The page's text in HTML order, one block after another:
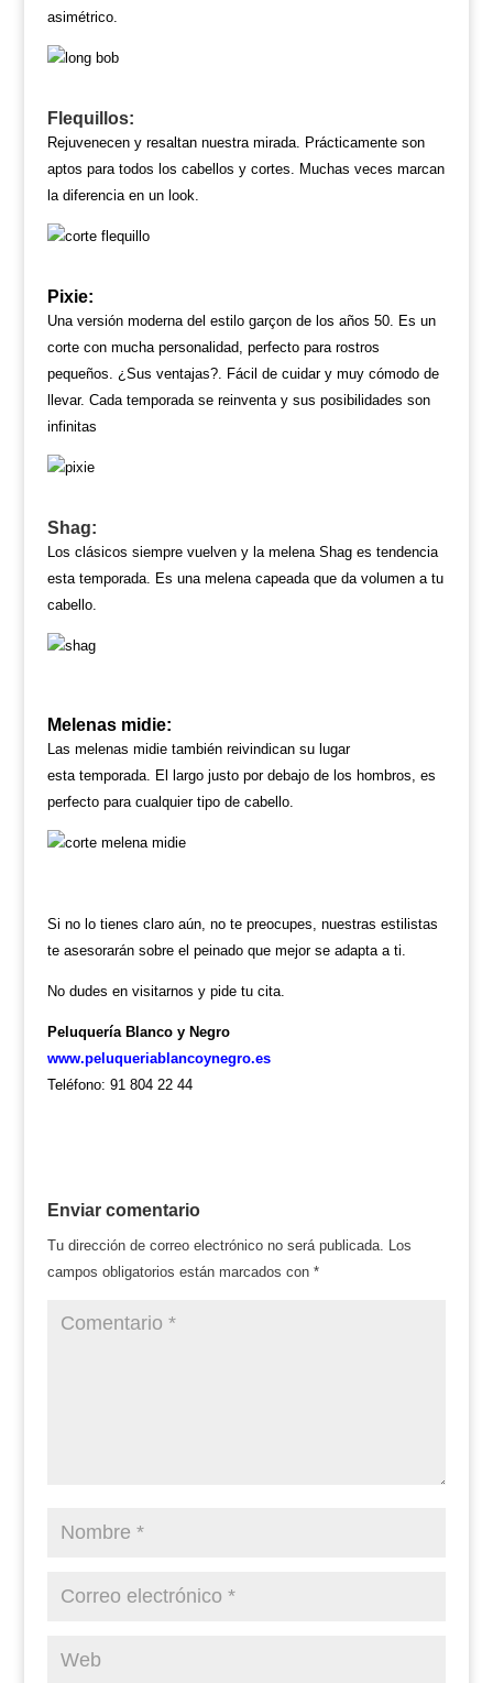
asimétrico.
Flequillos:
Rejuvenecen y resaltan nuestra mirada. Prácticamente son
aptos para todos los cabellos y cortes. Muchas veces marcan
la diferencia en un look.
Pixie:
Una versión moderna del estilo garçon de los años 50. Es un
corte con mucha personalidad, perfecto para rostros
pequeños. ¿Sus ventajas?. Fácil de cuidar y muy cómodo de
llevar. Cada temporada se reinventa y sus posibilidades son
infinitas
Shag:
Los clásicos siempre vuelven y la melena Shag es tendencia
esta temporada. Es una melena capeada que da volumen a tu
cabello.
Melenas midie:
Las melenas midie también reivindican su lugar
esta temporada. El largo justo por debajo de los hombros, es
perfecto para cualquier tipo de cabello.
Si no lo tienes claro aún, no te preocupes, nuestras estilistas
te asesorarán sobre el peinado que mejor se adapta a ti.
No dudes en visitarnos y pide tu cita.
Peluquería Blanco y Negro
www.peluqueriablancoynegro.es
Teléfono: 91 804 22 44
Enviar comentario
Tu dirección de correo electrónico no será publicada. Los
campos obligatorios están marcados con *